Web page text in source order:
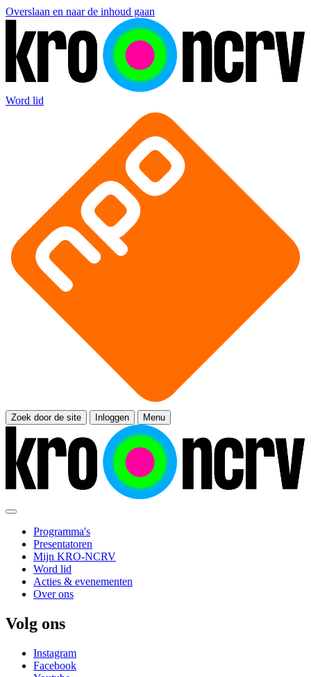
Overslaan en naar de inhoud gaan
Word lid
Zoek door de site Inloggen Menu
Programma's
Presentatoren
Mijn KRO-NCRV
Word lid
Acties & evenementen
Over ons
Volg ons
Instagram
Facebook